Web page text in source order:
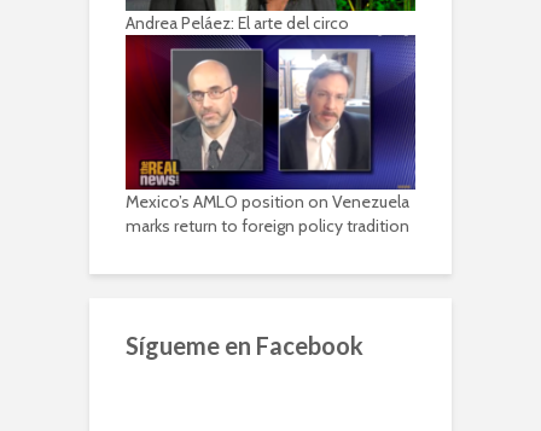
Andrea Peláez: El arte del circo
Mexico’s AMLO position on Venezuela
marks return to foreign policy tradition
Sígueme en Facebook